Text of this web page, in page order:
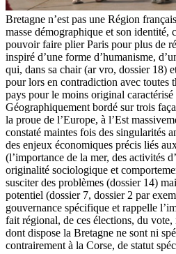
Bretagne n’est pas une Région
masse démographique et son identité,
pouvoir faire plier Paris pour plus de
inspiré d’une forme d’humanisme,
qui, dans sa chair (ar vro, dossier 18)
pour lors en contradiction avec toutes
pays pour le moins original
Géographiquement bordé sur trois
la proue de l’Europe, à l’Est
constaté maintes fois des singularités
des enjeux économiques précis liés
(l’importance de la mer, des activités
originalité sociologique et
susciter des problèmes (dossier 14)
potentiel (dossier 7, dossier 2 par
gouvernance spécifique et rappelle
fait régional, de ces élections, du
dont dispose la Bretagne ne sont ni
contrairement à la Corse, de statut